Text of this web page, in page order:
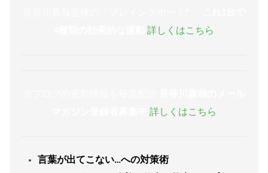
詳しくはこちら
詳しくはこちら
言葉が出てこない…への対策術